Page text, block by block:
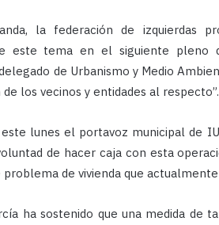
la federación de izquierdas
este tema en el siguiente
de Urbanismo y Medio
los vecinos y entidades al respecto”.
lunes el portavoz municipal de
de hacer caja con esta
problema de vivienda que
ha sostenido que una medida de